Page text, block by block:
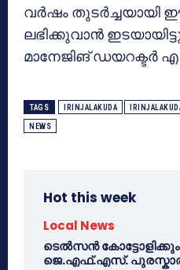
വർഷം
ലഭിക്കുവാൻ
മാനേജിങ് ഡയറക്ടർ
TAGS IRINJALAKUDA
NEWS
Hot this week
Local News
ടെൽസൻ
ജെ.എഫ്.എസ്.